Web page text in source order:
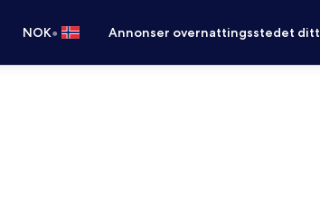
NOK• Annonser overnattingsstedet ditt